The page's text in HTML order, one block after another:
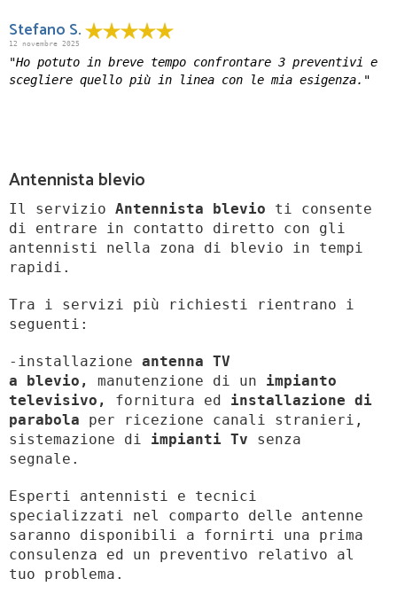
Stefano S.
12 novembre 2025
"Ho potuto in breve tempo confrontare 3 preventivi e
scegliere quello più in linea con le mia esigenza."
Antennista blevio
Il servizio Antennista blevio ti consente
di entrare in contatto diretto con gli
antennisti nella zona di blevio in tempi
rapidi.
Tra i servizi più richiesti rientrano i
seguenti:
-installazione antenna TV
a blevio, manutenzione di un impianto
televisivo, fornitura ed installazione di
parabola per ricezione canali stranieri,
sistemazione di impianti Tv senza
segnale.
Esperti antennisti e tecnici
specializzati nel comparto delle antenne
saranno disponibili a fornirti una prima
consulenza ed un preventivo relativo al
tuo problema.